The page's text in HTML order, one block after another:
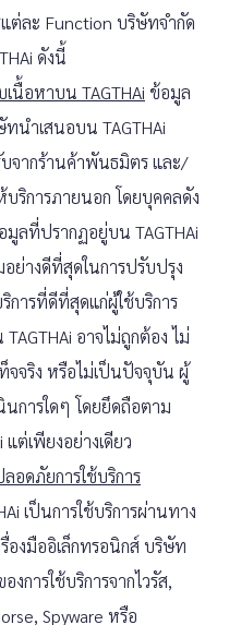
แต่ละ Function บริษัทจำกัด
ดังนี้
นื้อหาบน TAGTHAi ข้อมูล
นำเสนอบน TAGTHAi
จากร้านค้าพันธมิตร และ/
ริการภายนอก โดยบุคคลดัง
ลที่ปรากฏอยู่บน TAGTHAi
ย่างดีที่สุดในการปรับปรุง
การที่ดีที่สุดแก่ผู้ใช้บริการ
อาจไม่ถูกต้อง ไม่
จริง หรือไม่เป็นปัจจุบัน ผู้
นการใดๆ โดยยึดถือตาม
ต่เพียงอย่างเดียว
อดภัยการใช้บริการ
เป็นการใช้บริการผ่านทาง
องมืออิเล็กทรอนิกส์ บริษัท
การใช้บริการจากไวรัส,
Spyware หรือ